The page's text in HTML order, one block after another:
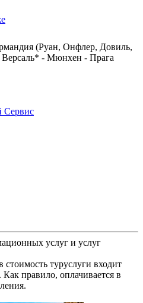
(Руан, Онфлер, Довиль,
- Мюнхен - Прага
Сервис
услуг и услуг
туруслуги входит
правило, оплачивается в